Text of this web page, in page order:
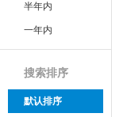
半年内
一年内
搜索排序
默认排序